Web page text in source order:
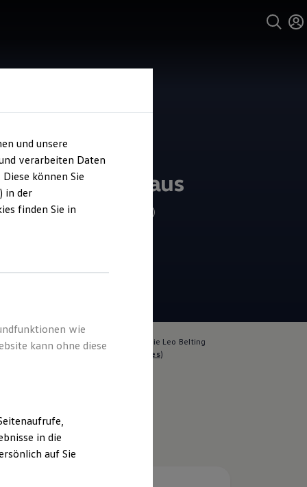
Belting Autohaus
4.8| 393 Bewertungen
für die Inhalte auf dieser Seite ist die Leo Belting
Impressum & Rechtliches)
und unsere
verarbeiten Daten
können Sie
in der
finden Sie in
wie
kann ohne diese
in die
auf Sie